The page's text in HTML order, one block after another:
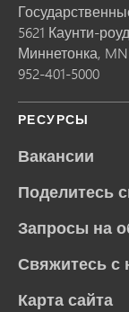
5621 Каунти-
Миннетонка, MN
952-401-5000
РЕСУРСЫ
Вакансии
Поделитесь
Запросы на
Свяжитесь с
Карта сайта